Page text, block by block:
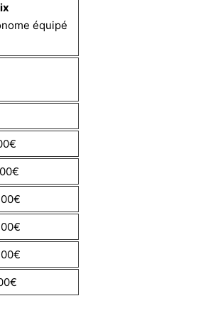
équipé